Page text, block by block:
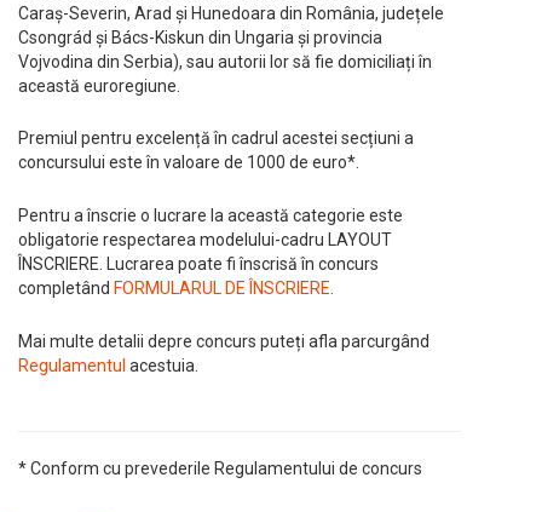
Caraș-Severin, Arad și Hunedoara din România, județele
Csongrád și Bács-Kiskun din Ungaria și provincia
Vojvodina din Serbia), sau autorii lor să fie domiciliați în
această euroregiune.
Premiul pentru excelență în cadrul acestei secțiuni a
concursului este în valoare de 1000 de euro*.
Pentru a înscrie o lucrare la această categorie este
obligatorie respectarea modelului-cadru LAYOUT
ÎNSCRIERE. Lucrarea poate fi înscrisă în concurs
completând FORMULARUL DE ÎNSCRIERE
Mai multe detalii depre concurs puteți afla parcurgând
Regulamentul acestuia.
* Conform cu prevederile Regulamentului de concurs